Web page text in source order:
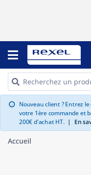
info Nouveau client ? Entrez
votre 1ère commande et
200€ d'achat HT. | En
Accueil